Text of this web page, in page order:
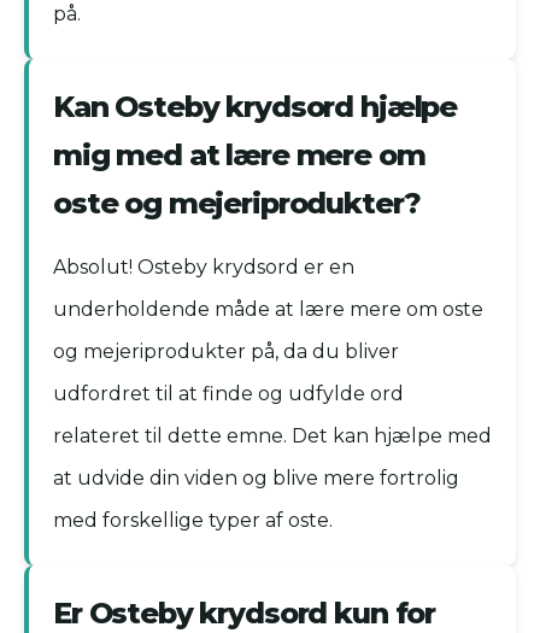
på.
Kan Osteby krydsord hjælpe
mig med at lære mere om
oste og mejeriprodukter?
Absolut! Osteby krydsord er en
underholdende måde at lære mere om oste
og mejeriprodukter på, da du bliver
udfordret til at finde og udfylde ord
relateret til dette emne. Det kan hjælpe med
at udvide din viden og blive mere fortrolig
med forskellige typer af oste.
Er Osteby krydsord kun for